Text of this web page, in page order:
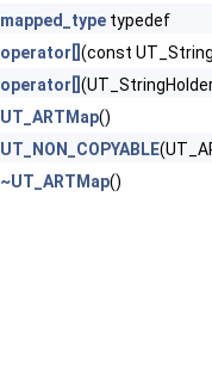
mapped_type typedef
operator[] (const
operator[]
UT_ARTMap()
UT_NON_COPYABLE
~UT_ARTMap()